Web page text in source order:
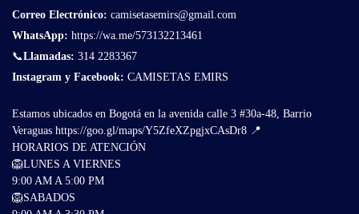
Correo Electrónico: camisetasemirs@gmail.com
WhatsApp: https://wa.me/573132213461
📞Llamadas: 314 2283367
Instagram y Facebook: CAMISETAS EMIRS
Estamos ubicados en Bogotá en la avenida calle 3 #30a-48, Barrio
Veraguas https://goo.gl/maps/Y5ZfeXZpgjxCAsDr8 📍
HORARIOS DE ATENCIÓN
🦁LUNES A VIERNES
9:00 AM A 5:00 PM
🦁SABADOS